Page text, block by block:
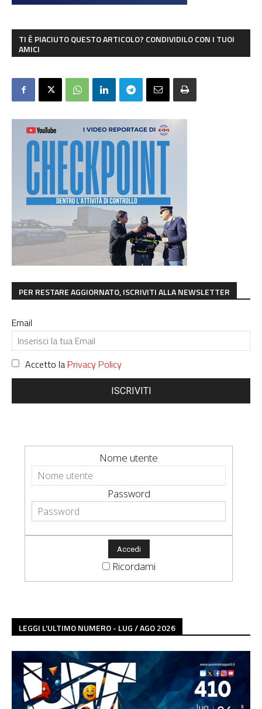
TI È PIACIUTO QUESTO ARTICOLO? CONDIVIDILO CON I TUOI
AMICI
PER RESTARE AGGIORNATO, ISCRIVITI ALLA NEWSLETTER
Email
Accetto la Privacy Policy
ISCRIVITI
Nome utente
Password
Ricordami
LEGGI L'ULTIMO NUMERO - LUG / AGO 2026